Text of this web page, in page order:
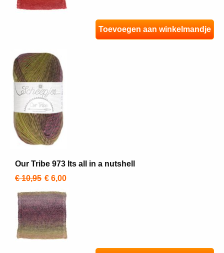
Toevoegen aan winkelmandje
Our Tribe 973 Its all in a nutshell
€ 10,95 € 6,00